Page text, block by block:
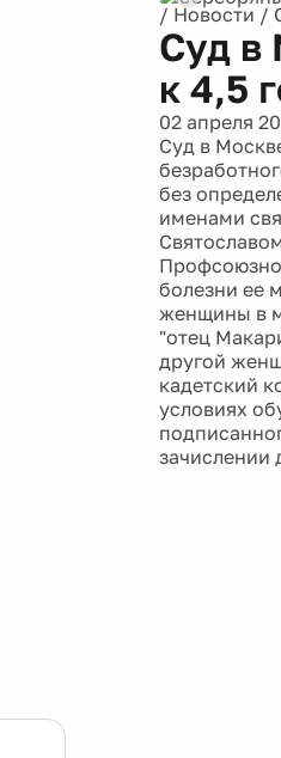
/ Новости /
Суд в
к 4,5
02 апреля
Суд в
без
именами
болезни ее
женщины в
"отец
другой
кадетский
условиях
зачислении